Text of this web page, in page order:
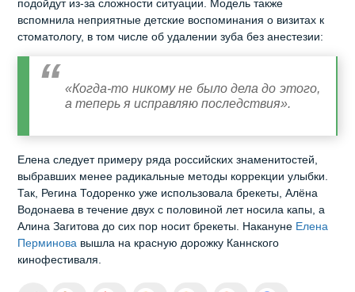
подойдут из‑за сложности ситуации. Модель также
вспомнила неприятные детские воспоминания о визитах к
стоматологу, в том числе об удалении зуба без анестезии:
«Когда‑то никому не было дела до этого,
а теперь я исправляю последствия».
Елена следует примеру ряда российских знаменитостей,
выбравших менее радикальные методы коррекции улыбки.
Так, Регина Тодоренко уже использовала брекеты, Алёна
Водонаева в течение двух с половиной лет носила капы, а
Алина Загитова до сих пор носит брекеты. Накануне Елена
Перминова вышла на красную дорожку Каннского
кинофестиваля.